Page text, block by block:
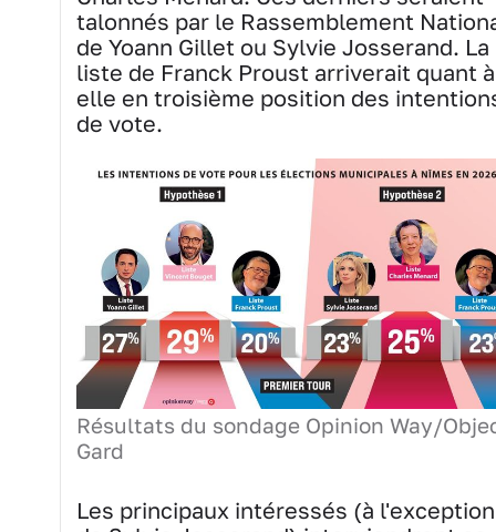
talonnés par le Rassemblement
de Yoann Gillet ou Sylvie Josserand. La
liste de Franck Proust arriverait quant à
elle en troisième position des
de vote.
Résultats du sondage Opinion Way/
Gard
Les principaux intéressés (à l'exception